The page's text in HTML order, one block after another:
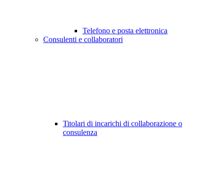
Telefono e posta elettronica
Consulenti e collaboratori
Titolari di incarichi di collaborazione o
consulenza